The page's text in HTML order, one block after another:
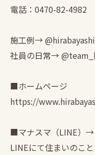
電話：0470-82-4982
施工例→
社員の日常→
■ホームページ
https://
■マナスマ（LINE）
LINEにて住まいのこ